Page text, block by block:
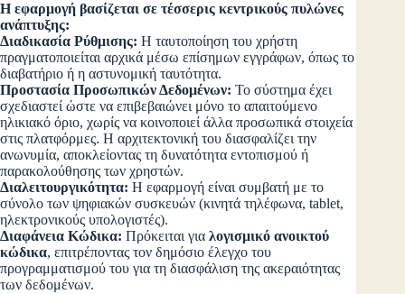
Η εφαρμογή βασίζεται σε τέσσερις κεντρικούς πυλώνες
ανάπτυξης:
Διαδικασία Ρύθμισης: Η ταυτοποίηση του χρήστη
πραγματοποιείται αρχικά μέσω επίσημων εγγράφων, όπως το
διαβατήριο ή η αστυνομική ταυτότητα.
Προστασία Προσωπικών Δεδομένων: Το σύστημα έχει
σχεδιαστεί ώστε να επιβεβαιώνει μόνο το απαιτούμενο
ηλικιακό όριο, χωρίς να κοινοποιεί άλλα προσωπικά στοιχεία
στις πλατφόρμες. Η αρχιτεκτονική του διασφαλίζει την
ανωνυμία, αποκλείοντας τη δυνατότητα εντοπισμού ή
παρακολούθησης των χρηστών.
Διαλειτουργικότητα: Η εφαρμογή είναι συμβατή με το
σύνολο των ψηφιακών συσκευών (κινητά τηλέφωνα, tablet,
ηλεκτρονικούς υπολογιστές).
Διαφάνεια Κώδικα: Πρόκειται για λογισμικό ανοικτού
κώδικα, επιτρέποντας τον δημόσιο έλεγχο του
προγραμματισμού του για τη διασφάλιση της ακεραιότητας
των δεδομένων.